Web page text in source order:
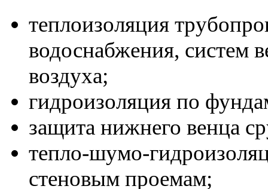
теплоизоляция
водоснабжения, систем
воздуха;
гидроизоляция по
защита нижнего венца
тепло-шумо-
стеновым проемам;